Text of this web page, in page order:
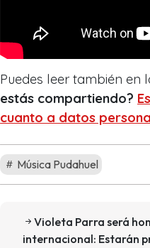
Puedes leer también en
estás compartiendo?
cuanto a datos
Música Pudahuel
Violeta Parra será
internacional: Estarán